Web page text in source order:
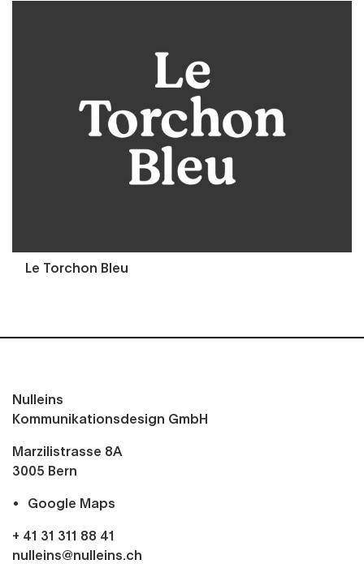
Le Torchon Bleu
Nulleins
Kommunikationsdesign GmbH
Marzilistrasse 8A
3005 Bern
Google Maps
+ 41 31 311 88 41
nulleins@nulleins.ch